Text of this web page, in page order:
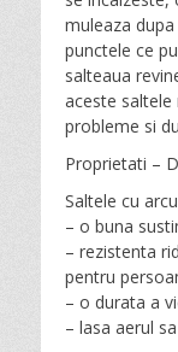
muleaza
punctele ce
salteaua
aceste
probleme si
Proprietati –
Saltele cu
– o buna
– rezistenta
pentru
– o durata a
– lasa aerul